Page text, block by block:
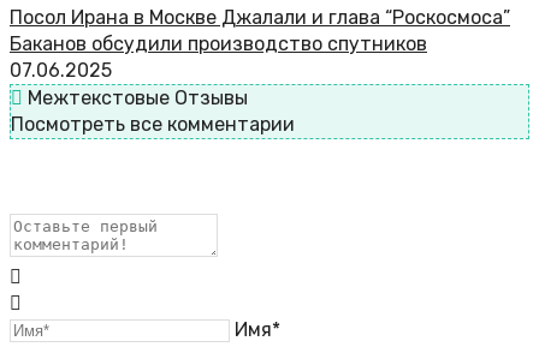
Посол Ирана в Москве Джалали и глава “Роскосмоса”
Баканов обсудили производство спутников
07.06.2025
Межтекстовые Отзывы
Посмотреть все комментарии
Имя*